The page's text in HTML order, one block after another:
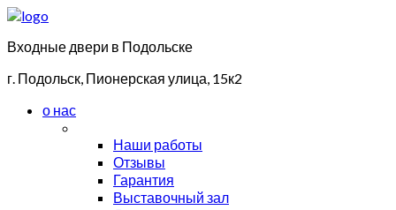
Входные двери в Подольске
г. Подольск, Пионерская улица, 15к2
о нас
Наши работы
Отзывы
Гарантия
Выставочный зал